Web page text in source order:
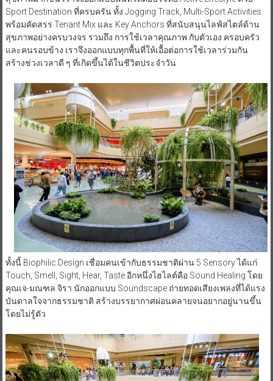
Sport Destination ที่ครบครัน ทั้ง Jogging Track, Multi-Sport Activities
พร้อมคัดสรร Tenant Mix และ Key Anchors ที่สนับสนุนไลฟ์สไตล์ด้าน
สุขภาพอย่างครบวงจร รวมถึง การใช้เวลาคุณภาพ กับตัวเอง ครอบครัว
และคนรอบข้าง เราจึงออกแบบทุกพื้นที่ให้เอื้อต่อการใช้เวลาร่วมกัน
สร้างช่วงเวลาดี ๆ ที่เกิดขึ้นได้ในชีวิตประจำวัน
ทั้งนี้ Biophilic Design เชื่อมคนเข้ากับธรรมชาติผ่าน 5 Sensory ได้แก่
Touch, Smell, Sight, Hear, Taste อีกหนึ่งไฮไลต์คือ Sound Healing โดย
คุณเจ-มณฑล จิรา นักออกแบบ Soundscape ถ่ายทอดเสียงเพลงที่ได้แรง
บันดาลใจจากธรรมชาติ สร้างบรรยากาศผ่อนคลายจนอยากอยู่นานขึ้น
โดยไม่รู้ตัว